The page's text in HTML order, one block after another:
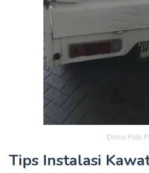
Demo Foto
Tips Instalasi